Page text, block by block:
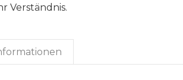
Verständnis.